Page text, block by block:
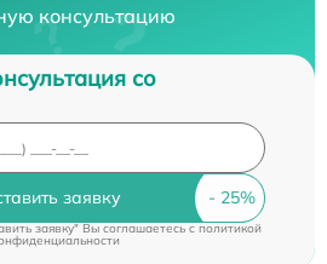
консультацию
со
заявку
заявку" Вы соглашаетесь c политикой